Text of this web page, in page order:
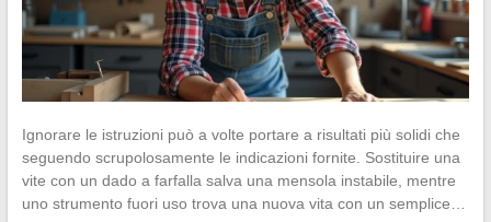
Ignorare le istruzioni può a volte portare a risultati più solidi che
seguendo scrupolosamente le indicazioni fornite. Sostituire una
vite con un dado a farfalla salva una mensola instabile, mentre
uno strumento fuori uso trova una nuova vita con un semplice…